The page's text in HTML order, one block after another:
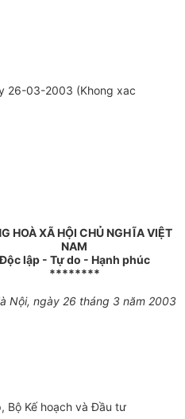
26-03-2003 (Khong xac
HOÀ XÃ HỘI CHỦ NGHĨA VIỆT
NAM
lập - Tự do - Hạnh phúc
********
Nội, ngày 26 tháng 3 năm 2003
Bộ Kế hoạch và Đầu tư